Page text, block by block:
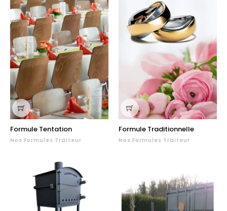
Formule Tentation
Nos Formules Traiteur
Formule Traditionnelle
Nos Formules Traiteur